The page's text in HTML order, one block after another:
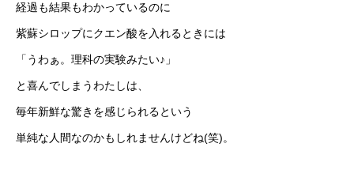
経過も結果もわかっているのに
紫蘇シロップにクエン酸を入れるときには
「うわぁ。理科の実験みたい♪」
と喜んでしまうわたしは、
毎年新鮮な驚きを感じられるという
単純な人間なのかもしれませんけどね(笑)。